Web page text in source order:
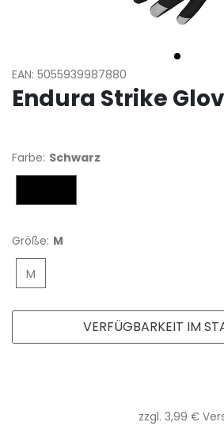
EAN: 5055939987880
Endura Strike
Farbe: Schwarz
Größe: M
M
zzgl. 3,99 €
VERFÜGBARKEIT IM